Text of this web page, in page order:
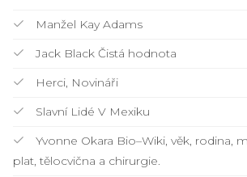
Manžel Kay Adams
Jack Black Čistá hodnota
Herci, Novináři
Slavní Lidé V Mexiku
Yvonne Okara Bio–Wiki, věk, rodina,
plat, tělocvična a chirurgie.